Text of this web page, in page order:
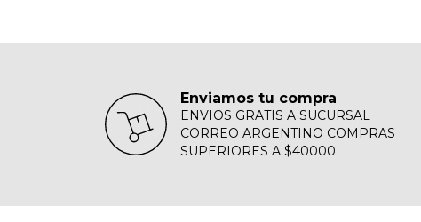
Enviamos tu compra
ENVIOS GRATIS A SUCURSAL
CORREO ARGENTINO COMPRAS
SUPERIORES A $40000